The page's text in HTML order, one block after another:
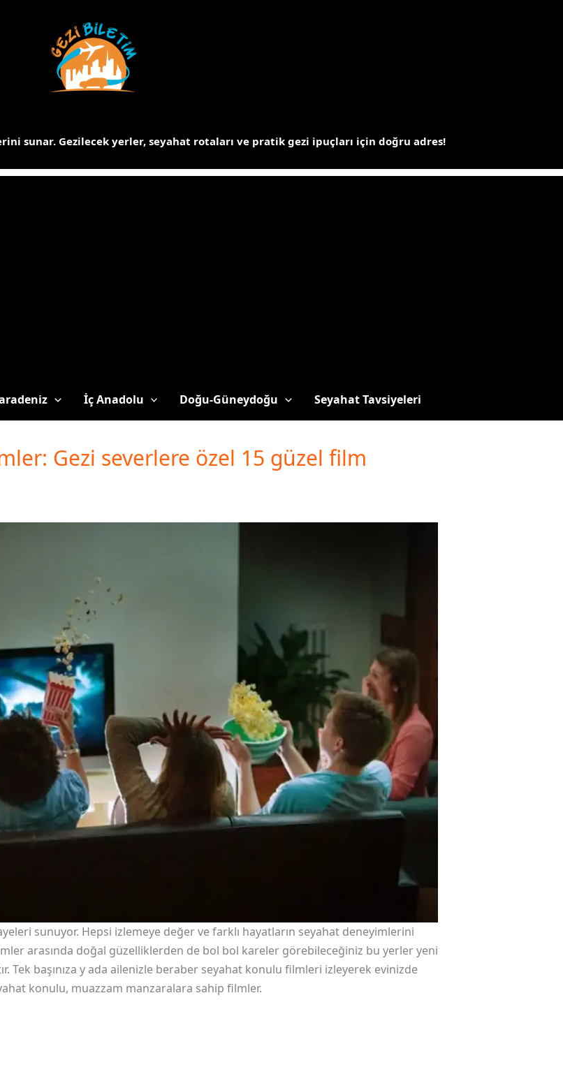
sunar. Gezilecek yerler, seyahat rotaları ve pratik gezi ipuçları için doğru adres!
İç Anadolu Doğu-Güneydoğu Seyahat Tavsiyeleri
Gezi severlere özel 15 güzel film
sunuyor. Hepsi izlemeye değer ve farklı hayatların seyahat deneyimlerini
arasında doğal güzelliklerden de bol bol kareler görebileceğiniz bu yerler yeni
Tek başınıza y ada ailenizle beraber seyahat konulu filmleri izleyerek evinizde
konulu, muazzam manzaralara sahip filmler.